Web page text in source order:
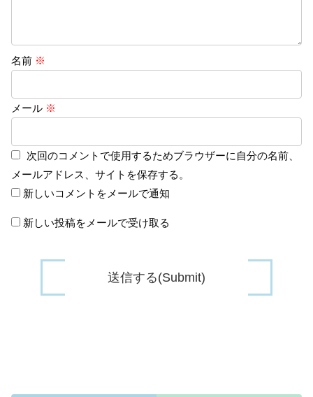
名前 ※
メール ※
次回のコメントで使用するためブラウザーに自分の名前、
メールアドレス、サイトを保存する。
新しいコメントをメールで通知
新しい投稿をメールで受け取る